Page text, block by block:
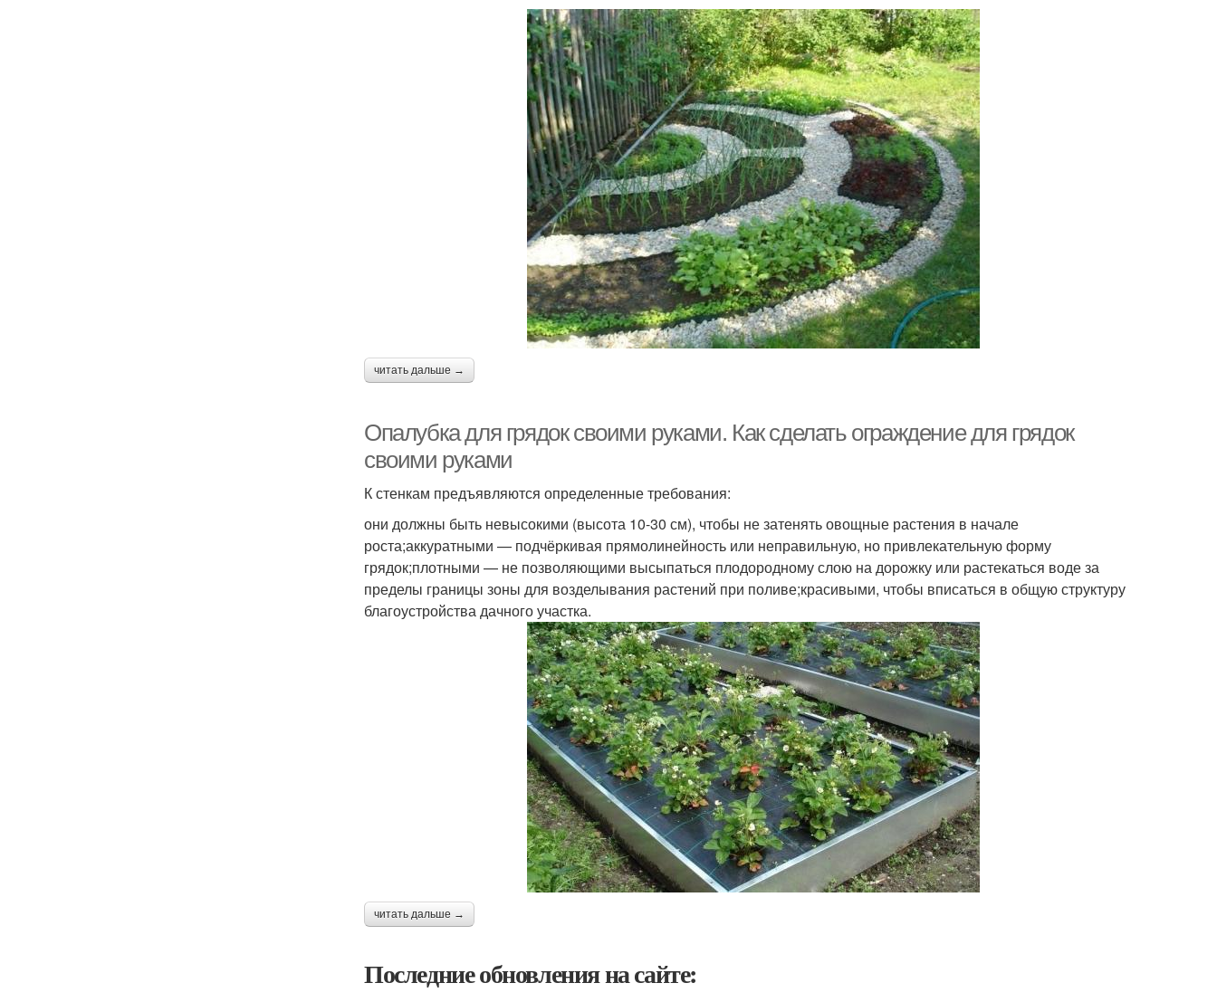
читать дальше →
Опалубка для грядок своими руками. Как сделать ограждение для грядок
своими руками
К стенкам предъявляются определенные требования:
они должны быть невысокими (высота 10-30 см), чтобы не затенять овощные растения в начале
роста;аккуратными — подчёркивая прямолинейность или неправильную, но привлекательную форму
грядок;плотными — не позволяющими высыпаться плодородному слою на дорожку или растекаться воде за
пределы границы зоны для возделывания растений при поливе;красивыми, чтобы вписаться в общую структуру
благоустройства дачного участка.
читать дальше →
Последние обновления на сайте: